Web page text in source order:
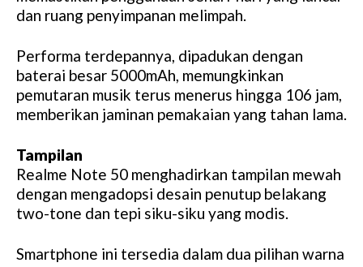
dan ruang penyimpanan melimpah.
Performa terdepannya, dipadukan dengan
baterai besar 5000mAh, memungkinkan
pemutaran musik terus menerus hingga 106 jam,
memberikan jaminan pemakaian yang tahan lama.
Tampilan
Realme Note 50 menghadirkan tampilan mewah
dengan mengadopsi desain penutup belakang
two-tone dan tepi siku-siku yang modis.
Smartphone ini tersedia dalam dua pilihan warna